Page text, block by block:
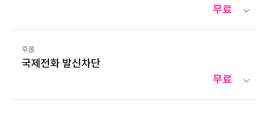
무료
후불
국제전화 발신차단
무료